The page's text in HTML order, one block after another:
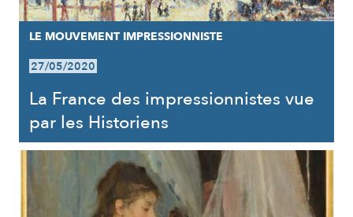
LE MOUVEMENT IMPRESSIONNISTE
27/05/2020
La France des impressionnistes vue
par les Historiens